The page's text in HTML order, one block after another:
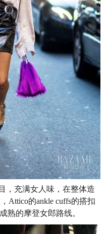
，充满女人味，在整体造
Attico的ankle cuffs的搭扣
熟的摩登女郎路线。